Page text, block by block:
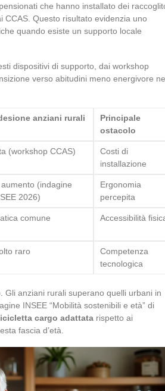
che hanno installato dei
CCAS. Questo risultato evidenzia uno
quando esiste un supporto locale
dispositivi di supporto, dai workshop
verso abitudini meno energivore
anziani rurali
Principale
ostacolo
(workshop CCAS)
Costi di
installazione
aumento (indagine
2026)
Ergonomia
percepita
comune Accessibilità
raro
Competenza
tecnologica
anziani rurali superano quelli urbani in
INSEE “Mobilità sostenibili e età” di
cargo adattata rispetto ai
fascia d’età.